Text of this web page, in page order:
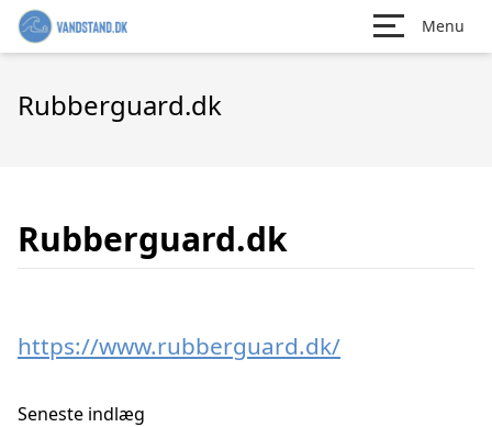
Menu
Rubberguard.dk
Rubberguard.dk
https://www.rubberguard.dk/
Seneste indlæg